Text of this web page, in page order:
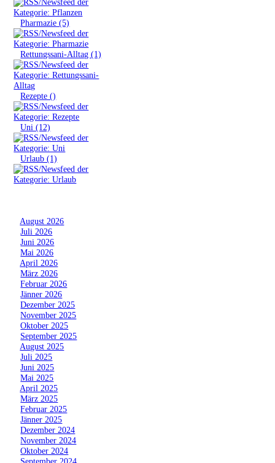
»Pharmazie (5)
»Rettungssani-Alltag (1)
»Rezepte ()
»Uni (12)
»Urlaub (1)
August 2026
»Juli 2026
»Juni 2026
»Mai 2026
April 2026
»März 2026
»Februar 2026
»Jänner 2026
»Dezember 2025
»November 2025
»Oktober 2025
September 2025
August 2025
»Juli 2025
»Juni 2025
»Mai 2025
April 2025
»März 2025
»Februar 2025
»Jänner 2025
»Dezember 2024
»November 2024
»Oktober 2024